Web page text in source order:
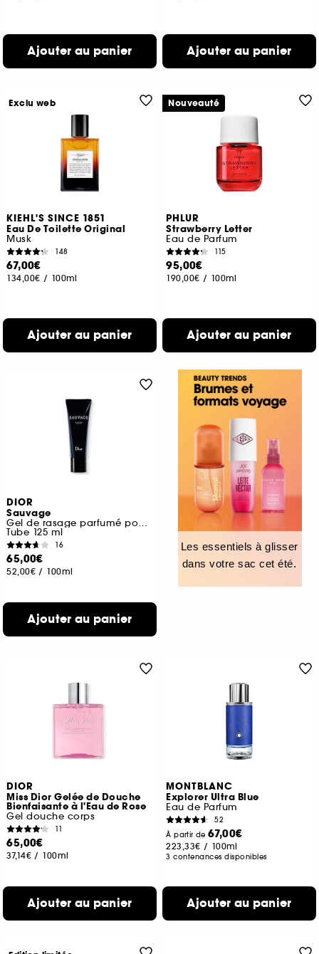
Ajouter au panier Ajouter au panier
KIEHL'S SINCE 1851
Eau De Toilette Original
Musk
148
67,00€
134,00€ / 100ml
Ajouter au panier
Exclu web
PHLUR
Strawberry Letter
Eau de Parfum
115
95,00€
190,00€ / 100ml
Ajouter au panier
Nouveauté
DIOR
Sauvage
Gel de rasage parfumé pour homme
Tube 125 ml
16
65,00€
52,00€ / 100ml
Ajouter au panier
Les essentiels à glisser
dans votre sac cet été.
DIOR
Miss Dior Gelée de Douche
Bienfaisante à l'Eau de Rose
Gel douche corps
11
65,00€
37,14€ / 100ml
Ajouter au panier
MONTBLANC
Explorer Ultra Blue
Eau de Parfum
52
À partir de67,00€
223,33€ / 100ml
3 contenances disponibles
Ajouter au panier